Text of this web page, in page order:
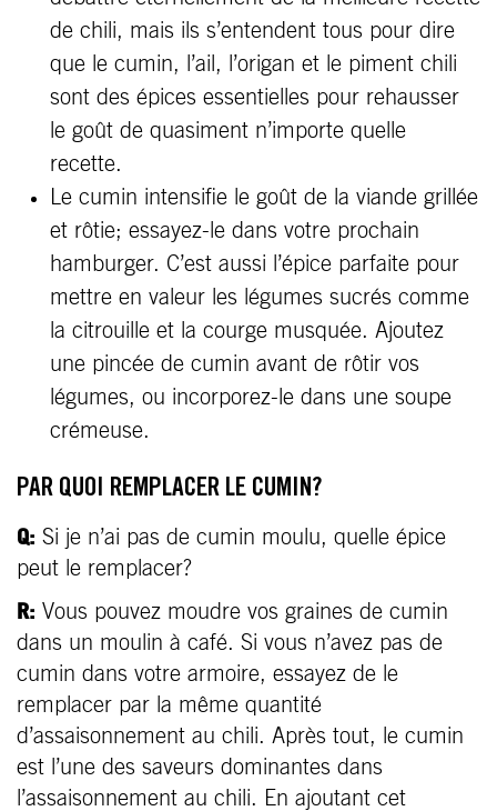
de chili, mais ils s’entendent tous pour dire
que le cumin, l’ail, l’origan et le piment chili
sont des épices essentielles pour rehausser
le goût de quasiment n’importe quelle
recette.
Le cumin intensifie le goût de la viande grillée
et rôtie; essayez-le dans votre prochain
hamburger. C’est aussi l’épice parfaite pour
mettre en valeur les légumes sucrés comme
la citrouille et la courge musquée. Ajoutez
une pincée de cumin avant de rôtir vos
légumes, ou incorporez-le dans une soupe
crémeuse.
PAR QUOI REMPLACER LE CUMIN?
Q: Si je n’ai pas de cumin moulu, quelle épice
peut le remplacer?
R: Vous pouvez moudre vos graines de cumin
dans un moulin à café. Si vous n’avez pas de
cumin dans votre armoire, essayez de le
remplacer par la même quantité
d’assaisonnement au chili. Après tout, le cumin
est l’une des saveurs dominantes dans
l’assaisonnement au chili. En ajoutant cet